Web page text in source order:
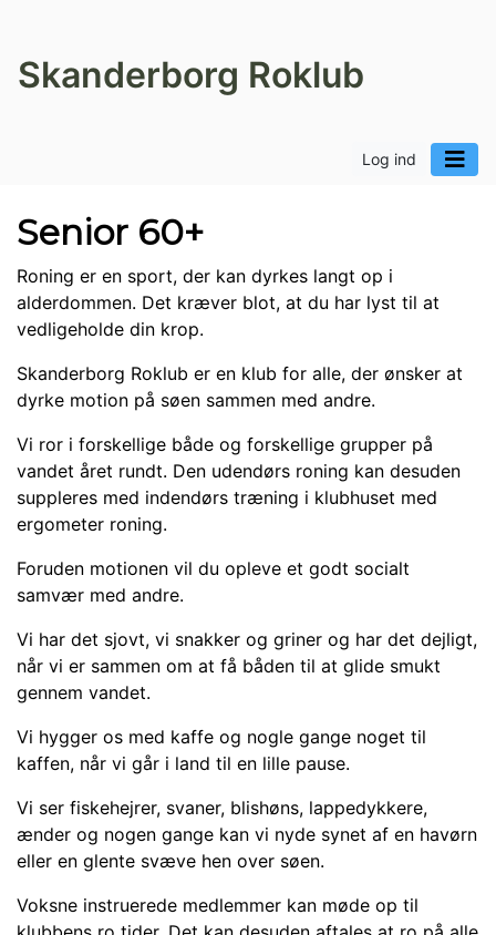
Skanderborg Roklub
Log ind
Senior 60+
Roning er en sport, der kan dyrkes langt op i
alderdommen. Det kræver blot, at du har lyst til at
vedligeholde din krop.
Skanderborg Roklub er en klub for alle, der ønsker at
dyrke motion på søen sammen med andre.
Vi ror i forskellige både og forskellige grupper på
vandet året rundt. Den udendørs roning kan desuden
suppleres med indendørs træning i klubhuset med
ergometer roning.
Foruden motionen vil du opleve et godt socialt
samvær med andre.
Vi har det sjovt, vi snakker og griner og har det dejligt,
når vi er sammen om at få båden til at glide smukt
gennem vandet.
Vi hygger os med kaffe og nogle gange noget til
kaffen, når vi går i land til en lille pause.
Vi ser fiskehejrer, svaner, blishøns, lappedykkere,
ænder og nogen gange kan vi nyde synet af en havørn
eller en glente svæve hen over søen.
Voksne instruerede medlemmer kan møde op til